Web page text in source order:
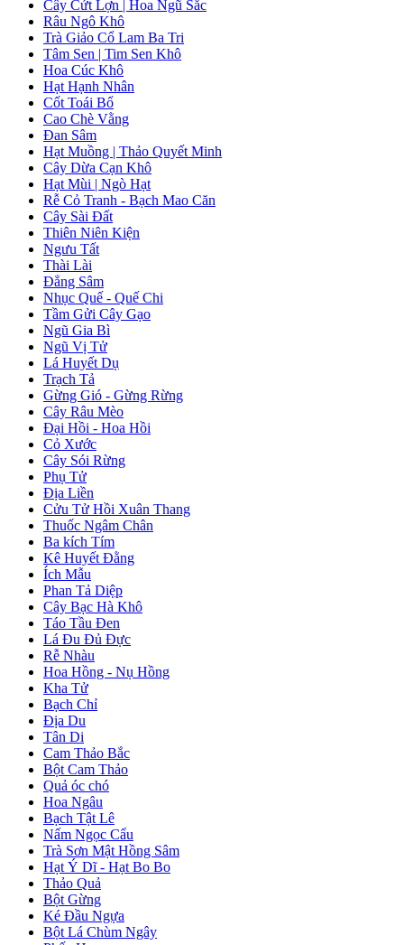
Cây Cứt Lợn | Hoa Ngũ Sắc
Râu Ngô Khô
Trà Giảo Cổ Lam Ba Tri
Tâm Sen | Tim Sen Khô
Hoa Cúc Khô
Hạt Hạnh Nhân
Cốt Toái Bổ
Cao Chè Vằng
Đan Sâm
Hạt Muồng | Thảo Quyết Minh
Cây Dừa Cạn Khô
Hạt Mùi | Ngò Hạt
Rễ Cỏ Tranh - Bạch Mao Căn
Cây Sài Đất
Thiên Niên Kiện
Ngưu Tất
Thài Lài
Đẳng Sâm
Nhục Quế - Quế Chi
Tầm Gửi Cây Gạo
Ngũ Gia Bì
Ngũ Vị Tử
Lá Huyết Dụ
Trạch Tả
Gừng Gió - Gừng Rừng
Cây Râu Mèo
Đại Hồi - Hoa Hồi
Cỏ Xước
Cây Sói Rừng
Phụ Tử
Địa Liền
Cửu Tử Hồi Xuân Thang
Thuốc Ngâm Chân
Ba kích Tím
Kê Huyết Đằng
Ích Mẫu
Phan Tả Diệp
Cây Bạc Hà Khô
Táo Tầu Đen
Lá Đu Đủ Đực
Rễ Nhàu
Hoa Hồng - Nụ Hồng
Kha Tử
Bạch Chỉ
Địa Du
Tân Di
Cam Thảo Bắc
Bột Cam Thảo
Quả óc chó
Hoa Ngâu
Bạch Tật Lê
Nấm Ngọc Cẩu
Trà Sơn Mật Hồng Sâm
Hạt Ý Dĩ - Hạt Bo Bo
Thảo Quả
Bột Gừng
Ké Đầu Ngựa
Bột Lá Chùm Ngây